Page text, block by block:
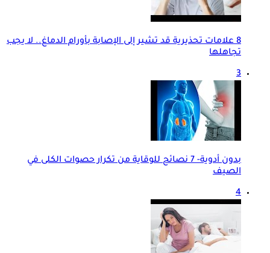
8 علامات تحذيرية قد تشير إلى الإصابة بأورام الدماغ.. لا يجب
تجاهلها
3
بدون أدوية- 7 نصائح للوقاية من تكرار حصوات الكلى في
الصيف
4